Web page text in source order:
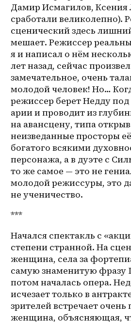
Дамир Исмагилов, Ксения
сработали великолепно).
сценический здесь
мешает. Режиссер
я и написал о нём
лет назад, сейчас
замечательное, очень
молодой человек! Но…
режиссер берет Недду под
арии и проводит из
на авансцену, типа
неизведанные просторы
богатого всякими
персонажа, а в дуэте с
то же самое — это не
молодой режиссуры, это
не ученичество.
***
Начался спектакль с
степени странной. На
женщина, села за
самую знаменитую фразу
потом началась опера.
исчезает только в
зрителей встречает очень
женщина, объясняющая,